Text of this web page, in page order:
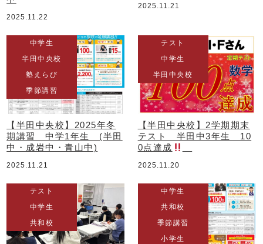
2025.11.22
2025.11.21
中学生
半田中央校
塾えらび
季節講習
【半田中央校】2025年冬
期講習 中学1年生 (半田
中・成岩中・青山中)
2025.11.21
テスト
中学生
半田中央校
【半田中央校】2学期期末
テスト 半田中3年生 10
0点達成
2025.11.20
テスト
中学生
共和校
中学生
共和校
季節講習
小学生